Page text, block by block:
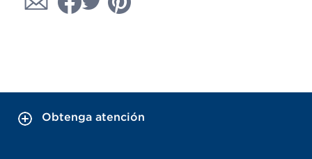
Obtenga atención